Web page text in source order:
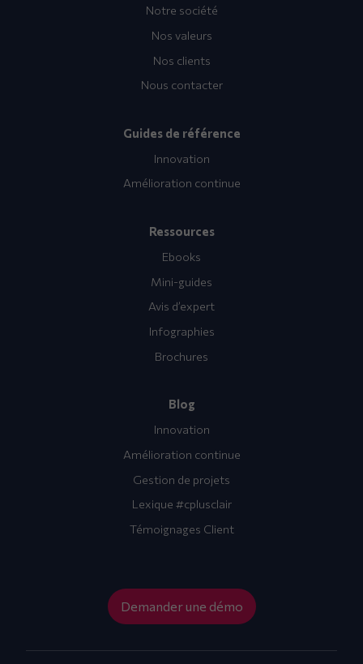
Notre société
Nos valeurs
Nos clients
Nous contacter
Guides de référence
Innovation
Amélioration continue
Ressources
Ebooks
Mini-guides
Avis d’expert
Infographies
Brochures
Blog
Innovation
Amélioration continue
Gestion de projets
Lexique #cplusclair
Témoignages Client
Demander une démo